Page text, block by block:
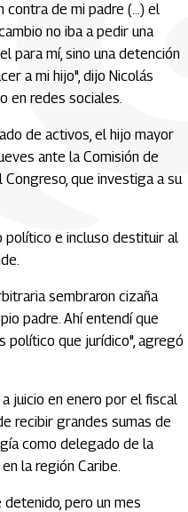
contra de mi padre (...) el
no iba a pedir una
para mí, sino una detención
a mi hijo", dijo Nicolás
en redes sociales.
de activos, el hijo mayor
ante la Comisión de
que investiga a su
político e incluso destituir al
sembraron cizaña
padre. Ahí entendí que
político que jurídico", agregó
juicio en enero por el fiscal
recibir grandes sumas de
como delegado de la
la región Caribe.
pero un mes